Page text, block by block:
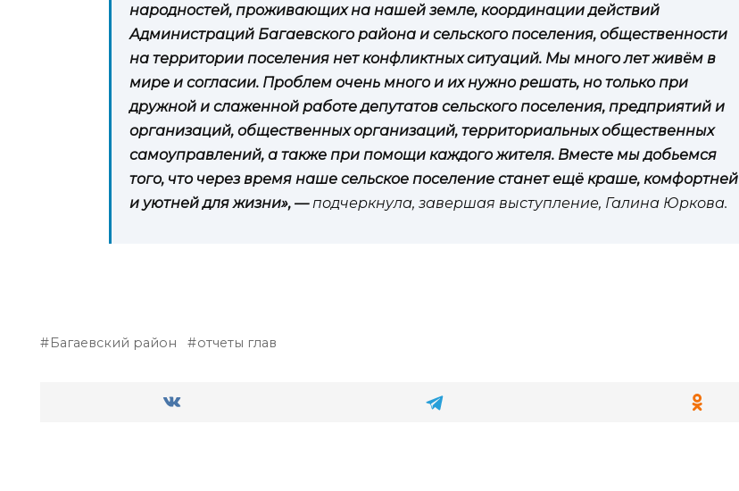
народностей, проживающих на нашей земле, координации действий
Администраций Багаевского района и сельского поселения, общественности
на территории поселения нет конфликтных ситуаций. Мы много лет живём в
мире и согласии. Проблем очень много и их нужно решать, но только при
дружной и слаженной работе депутатов сельского поселения, предприятий и
организаций, общественных организаций, территориальных общественных
самоуправлений, а также при помощи каждого жителя. Вместе мы добьемся
того, что через время наше сельское поселение станет ещё краше, комфортней
и уютней для жизни», — подчеркнула, завершая выступление, Галина Юркова.
Багаевский район отчеты глав